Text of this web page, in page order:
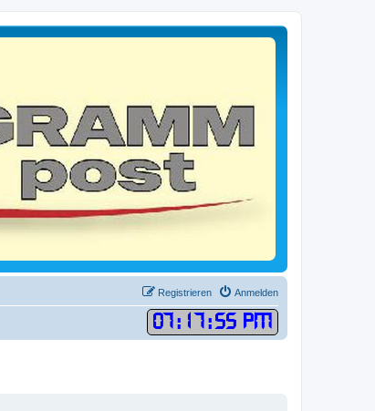
Anmelden
Registrieren
07: 17:55 PM